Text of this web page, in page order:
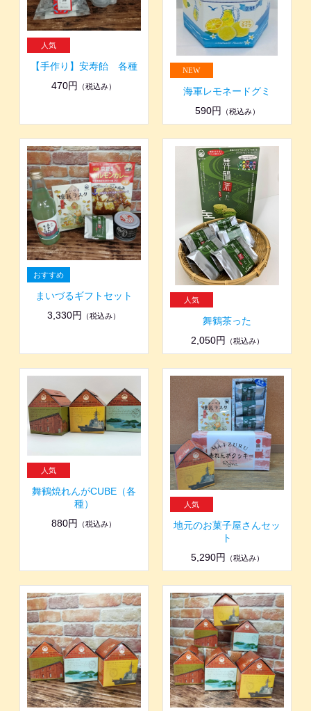
【手作り】安寿飴 各種
470円
（税込み）
海軍レモネードグミ
590円
（税込み）
まいづるギフトセット
3,330円
（税込み）
舞鶴茶った
2,050円
（税込み）
舞鶴焼れんがCUBE（各
種）
880円
（税込み）
地元のお菓子屋さんセッ
ト
5,290円
（税込み）